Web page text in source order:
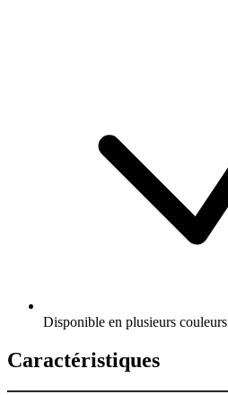
Disponible en plusieurs couleurs
Caractéristiques